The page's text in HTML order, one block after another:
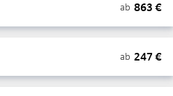
ab 863 €
ab 247 €